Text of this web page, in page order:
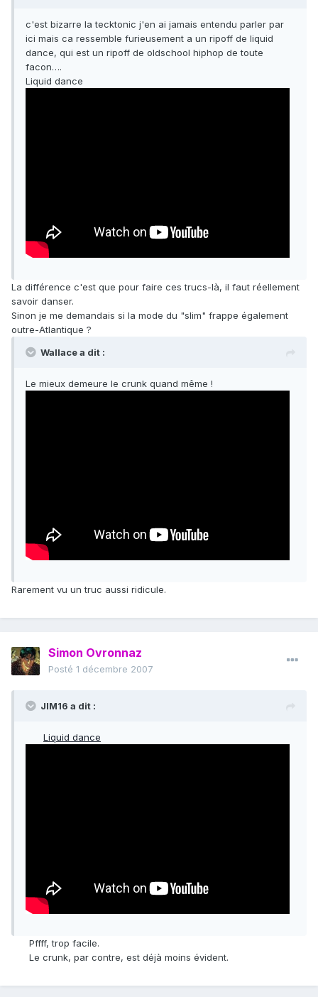
c'est bizarre la tecktonic j'en ai jamais entendu parler par
ici mais ca ressemble furieusement a un ripoff de liquid
dance, qui est un ripoff de oldschool hiphop de toute
facon….
Liquid dance
La différence c'est que pour faire ces trucs-là, il faut réellement
savoir danser.
Sinon je me demandais si la mode du "slim" frappe également
outre-Atlantique ?
Wallace a dit :
Le mieux demeure le crunk quand même !
Rarement vu un truc aussi ridicule.
Simon Ovronnaz
Posté 1 décembre 2007
JIM16 a dit :
Liquid dance
Pffff, trop facile.
Le crunk, par contre, est déjà moins évident.